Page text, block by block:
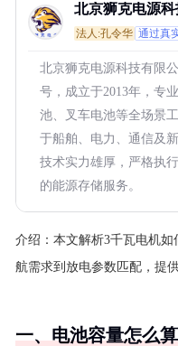
北京狮克电源科
法人:孔令华 通过真
北京狮克电源科技有限
号，成立于2013年，专
池、叉车电池等全场景
于船舶、电力、通信及
技术实力雄厚，严格执
的能源存储服务。
介绍： 本文解析3千瓦电机
航需求到放电参数匹配，提
一、电池容量怎么